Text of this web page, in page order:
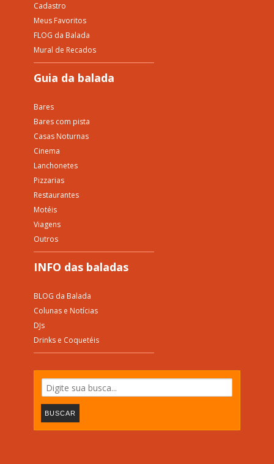
Cadastro
Meus Favoritos
FLOG da Balada
Mural de Recados
Guia da balada
Bares
Bares com pista
Casas Noturnas
Cinema
Lanchonetes
Pizzarias
Restaurantes
Motéis
Viagens
Outros
INFO das baladas
BLOG da Balada
Colunas e Notícias
DJs
Drinks e Coquetéis